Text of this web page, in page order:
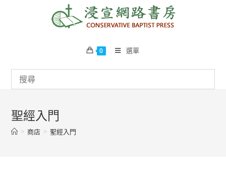
0 選單
聖經入門
> 商店 > 聖經入門